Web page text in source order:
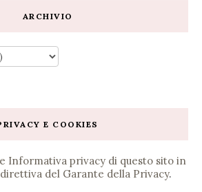
ARCHIVIO
E COOKIES
Informativa privacy di questo sito in
del Garante della Privacy.